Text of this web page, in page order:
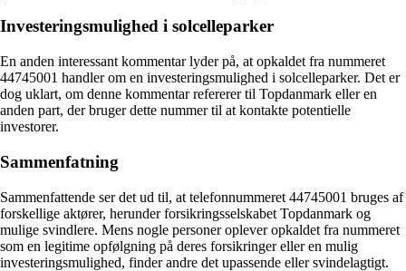
Investeringsmulighed i solcelleparker
En anden interessant kommentar lyder på, at opkaldet fra nummeret
44745001 handler om en investeringsmulighed i solcelleparker. Det er
dog uklart, om denne kommentar refererer til Topdanmark eller en
anden part, der bruger dette nummer til at kontakte potentielle
investorer.
Sammenfatning
Sammenfattende ser det ud til, at telefonnummeret 44745001 bruges af
forskellige aktører, herunder forsikringsselskabet Topdanmark og
mulige svindlere. Mens nogle personer oplever opkaldet fra nummeret
som en legitime opfølgning på deres forsikringer eller en mulig
investeringsmulighed, finder andre det upassende eller svindelagtigt.